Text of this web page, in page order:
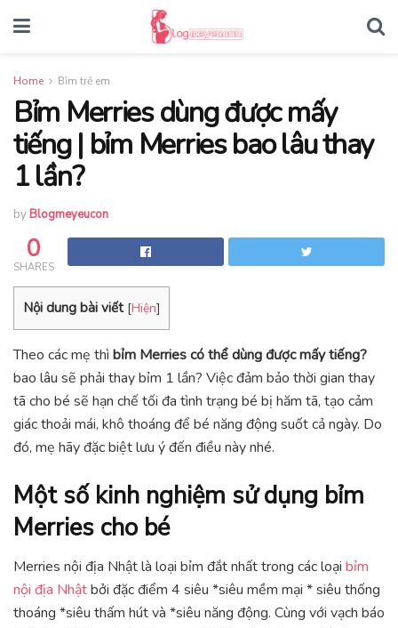
Home Bỉm trẻ em
Bỉm Merries dùng được mấy
tiếng | bỉm Merries bao lâu thay
1 lần?
by Blogmeyeucon
0
SHARES
Nội dung bài viết [Hiện]
Theo các mẹ thì bỉm Merries có thể dùng được mấy tiếng?
bao lâu sẽ phải thay bỉm 1 lần? Việc đảm bảo thời gian thay
tã cho bé sẽ hạn chế tối đa tình trạng bé bị hăm tã, tạo cảm
giác thoải mái, khô thoáng để bé năng động suốt cả ngày. Do
đó, mẹ hãy đặc biệt lưu ý đến điều này nhé.
Một số kinh nghiệm sử dụng bỉm
Merries cho bé
Merries nội địa Nhật là loại bỉm đắt nhất trong các loại bỉm
nội địa Nhậtbởi đặc điểm 4 siêu *siêu mềm mại * siêu thống
thoáng *siêu thấm hút và *siêu năng động. Cùng với vạch báo